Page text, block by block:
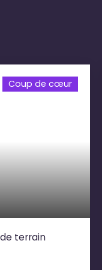
Coup de cœur
terrain